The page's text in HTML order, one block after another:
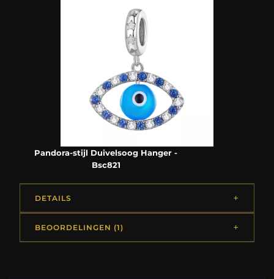
Pandora-stijl Duivelsoog Hanger -
Bsc821
DETAILS
BEOORDELINGEN (1)